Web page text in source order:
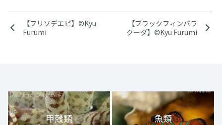
【フリソデエビ】©Kyu
Furumi
【ブラックフィンバラ
クーダ】©Kyu Furumi
甲殻類 魚類